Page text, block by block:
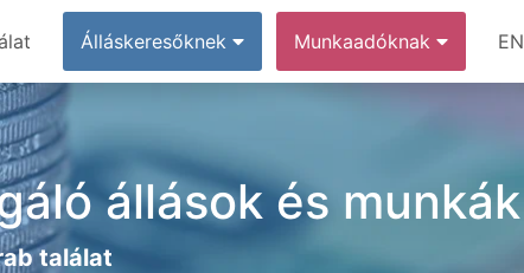
Álláskeresőknek Munkaadóknak EN
állások és munkák
találat